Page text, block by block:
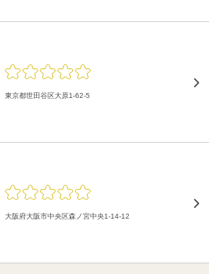
東京都世田谷区大原1-62-5
大阪府大阪市中央区森ノ宮中央1-14-12